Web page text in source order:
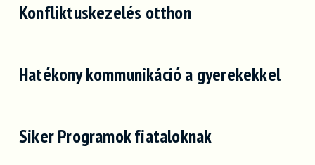
Konfliktuskezelés otthon
Hatékony kommunikáció a gyerekekkel
Siker Programok fiataloknak